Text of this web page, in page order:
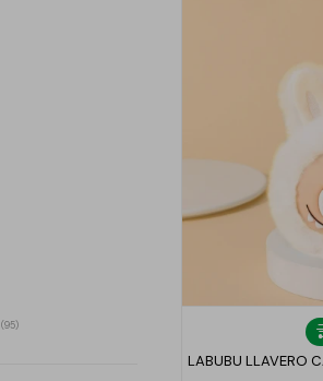
LABUBU LLAVERO
(95)